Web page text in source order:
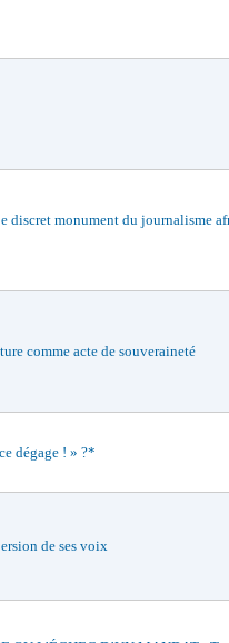
discret monument du journalisme
comme acte de souveraineté
dégage ! » ?*
de ses voix